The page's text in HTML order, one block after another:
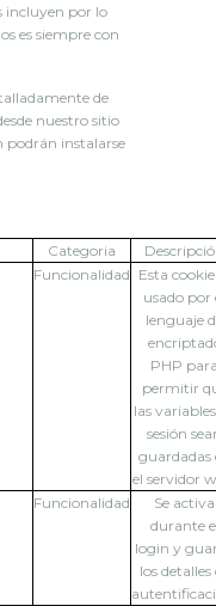
incluyen por lo
es siempre con
de
nuestro sitio
podrán instalarse
Categoria
Funcionalidad Esta cookie
usado por
lenguaje
PHP
permitir
las
sesión
guardadas
el servidor
Funcionalidad
Se activa
durante
login y
los detalles